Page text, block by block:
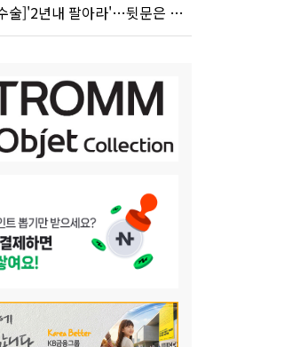
]'2년내 팔아라'…뒷문은 열었다